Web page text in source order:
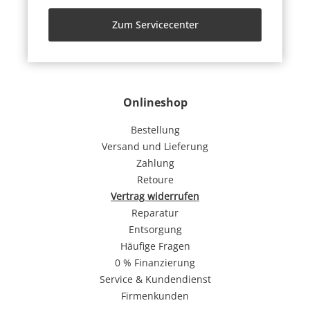
Onlineshop
Bestellung
Versand und Lieferung
Zahlung
Retoure
Vertrag widerrufen
Reparatur
Entsorgung
Häufige Fragen
0 % Finanzierung
Service & Kundendienst
Firmenkunden
Zum Servicecenter